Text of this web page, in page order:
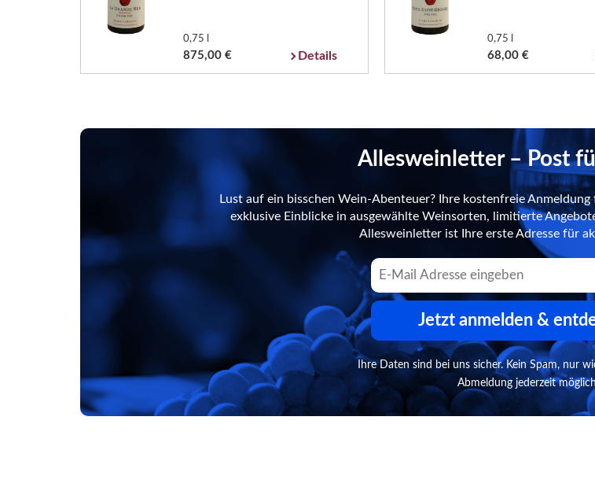
0,75 l
875,00 € Details
0,75 l
68,00 €
Allesweinletter – Post
Lust auf ein bisschen Wein-Abenteuer? Ihre kostenfreie
exklusive Einblicke in ausgewählte Weinsorten, limitierte
Allesweinletter ist Ihre erste Adresse für
Jetzt anmelden &
Ihre Daten sind bei uns sicher. Kein Spam, nur
Abmeldung jederzeit